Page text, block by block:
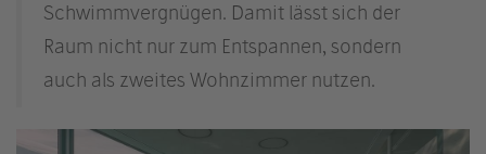
Schwimmvergnügen. Damit lässt sich der
Raum nicht nur zum Entspannen, sondern
auch als zweites Wohnzimmer nutzen.